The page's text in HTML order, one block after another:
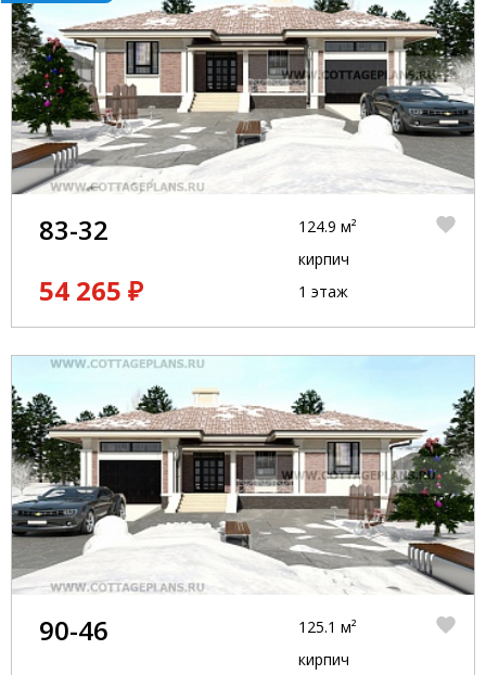
83-32
54 265 ₽
124.9 м²
кирпич
1 этаж
90-46
125.1 м²
кирпич